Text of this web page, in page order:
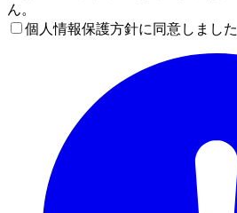
ん。
個人情報保護方針に同意しました